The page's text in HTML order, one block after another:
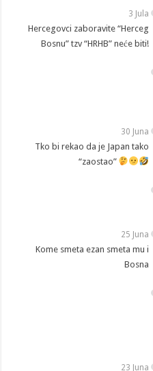
3 Jula
Hercegovci zaboravite “Herceg
Bosnu” tzv “HRHB” neće biti!
30 Juna
Tko bi rekao da je Japan tako
“zaostao”
25 Juna
Kome smeta ezan smeta mu i
Bosna
23 Juna